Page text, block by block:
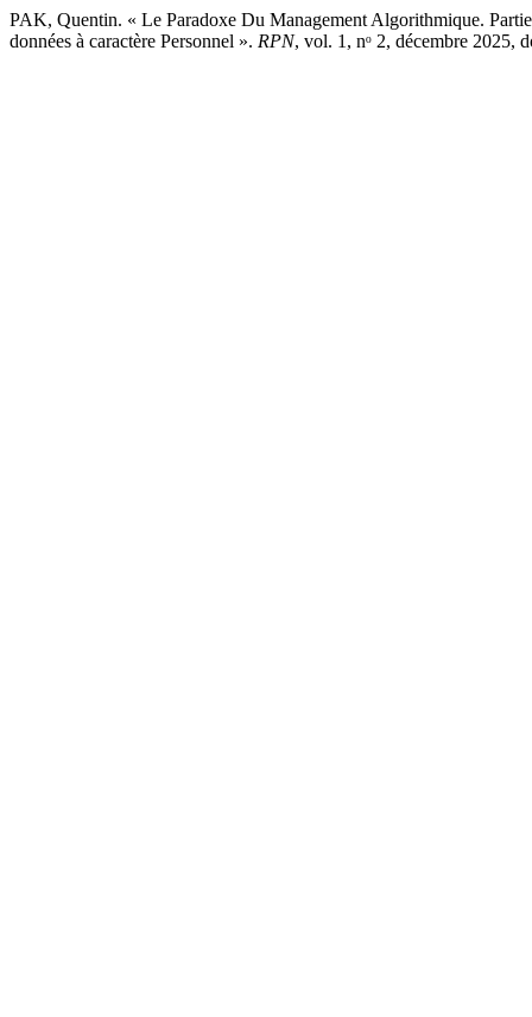
PAK, Quentin. « Le Paradoxe Du Management Algorithmique.
données à caractère Personnel ». RPN, vol. 1, nᵒ 2, décembre 2025,